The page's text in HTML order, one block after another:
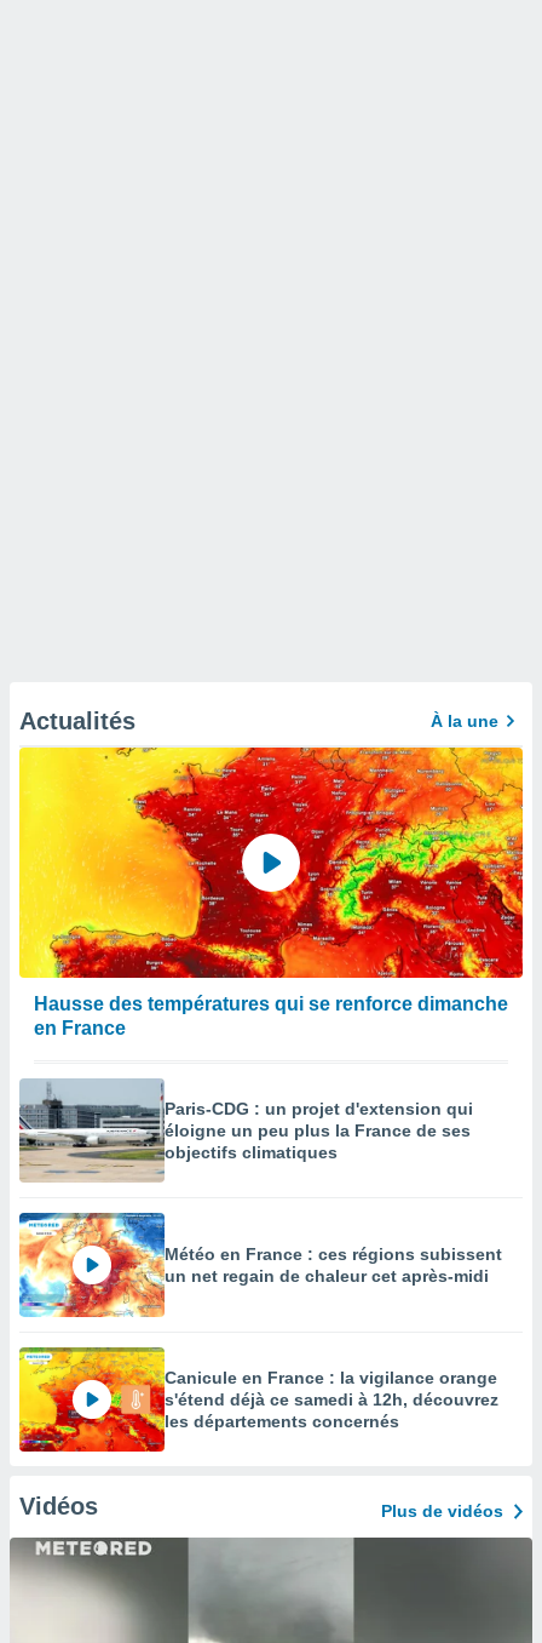
Actualités À la une
Hausse des températures qui se renforce dimanche
en France
Paris-CDG : un projet d'extension qui
éloigne un peu plus la France de ses
objectifs climatiques
Météo en France : ces régions subissent
un net regain de chaleur cet après-midi
Canicule en France : la vigilance orange
s'étend déjà ce samedi à 12h, découvrez
les départements concernés
Vidéos Plus de vidéos